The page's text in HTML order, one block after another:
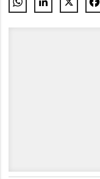
WhatsAppLinkedIn
X